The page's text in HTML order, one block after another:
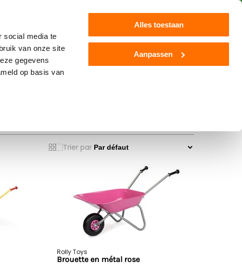
social media te
van onze site
gegevens
op basis van
Alles toestaan
Aanpassen
Jamara Nouveau
Trier par
Rolly Toys
Brouette en métal rose